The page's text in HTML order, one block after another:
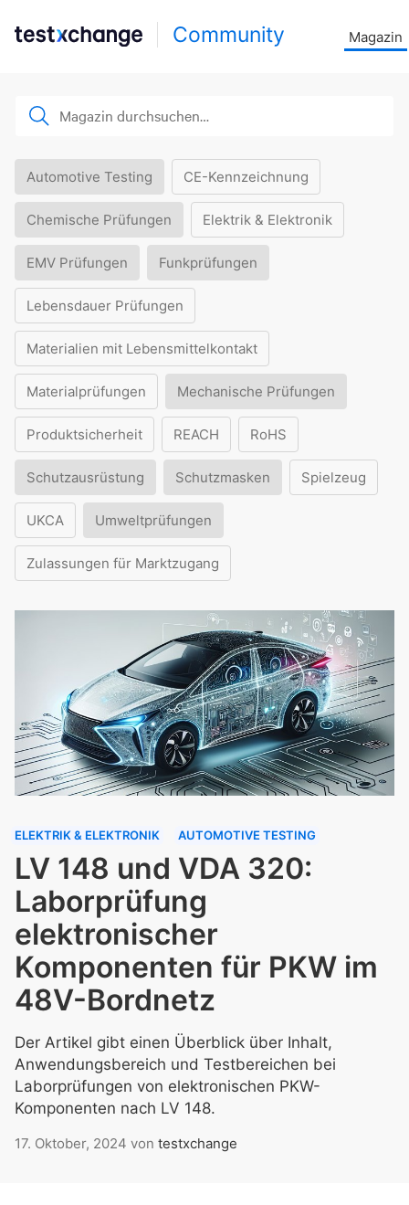
Community Magazin
Automotive Testing CE-Kennzeichnung
Chemische Prüfungen Elektrik & Elektronik
EMV Prüfungen Funkprüfungen
Lebensdauer Prüfungen
Materialien mit Lebensmittelkontakt
Materialprüfungen Mechanische Prüfungen
Produktsicherheit REACH RoHS
Schutzausrüstung Schutzmasken Spielzeug
UKCA Umweltprüfungen
Zulassungen für Marktzugang
ELEKTRIK & ELEKTRONIK AUTOMOTIVE TESTING
LV 148 und VDA 320:
Laborprüfung
elektronischer
Komponenten für PKW im
48V-Bordnetz
Der Artikel gibt einen Überblick über Inhalt,
Anwendungsbereich und Testbereichen bei
Laborprüfungen von elektronischen PKW-
Komponenten nach LV 148.
17. Oktober, 2024 von testxchange